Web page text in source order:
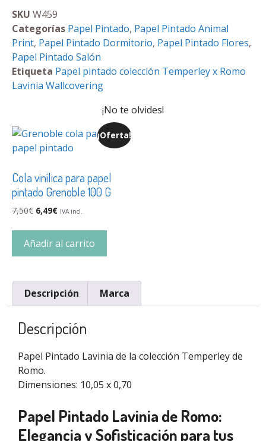
SKU W459
Categorías Papel Pintado, Papel Pintado Animal
Print, Papel Pintado Dormitorio, Papel Pintado Flores,
Papel Pintado Salón
Etiqueta Papel pintado colección Temperley x Romo
Lavinia Wallcovering
¡No te olvides!
¡Oferta!
Cola vinílica para papel
pintado Grenoble 100 G
7,50€ 6,49€ IVA incl.
Añadir al carrito
Descripción Marca
Descripción
Papel Pintado Lavinia de la colección Temperley de
Romo.
Dimensiones: 10,05 x 0,70
Papel Pintado Lavinia de Romo:
Elegancia y Sofisticación para tus